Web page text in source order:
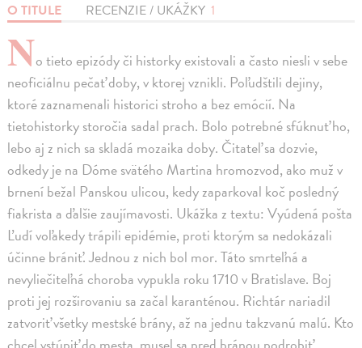
O TITULE RECENZIE / UKÁŽKY 1
No tieto epizódy či historky existovali a často niesli v sebe
neoficiálnu pečať doby, v ktorej vznikli. Poľudštili dejiny,
ktoré zaznamenali historici stroho a bez emócií. Na
tietohistorky storočia sadal prach. Bolo potrebné sfúknuť ho,
lebo aj z nich sa skladá mozaika doby. Čitateľ sa dozvie,
odkedy je na Dóme svätého Martina hromozvod, ako muž v
brnení bežal Panskou ulicou, kedy zaparkoval koč posledný
fiakrista a ďalšie zaujímavosti. Ukážka z textu: Vyúdená pošta
Ľudí voľakedy trápili epidémie, proti ktorým sa nedokázali
účinne brániť. Jednou z nich bol mor. Táto smrteľná a
nevyliečiteľná choroba vypukla roku 1710 v Bratislave. Boj
proti jej rozširovaniu sa začal karanténou. Richtár nariadil
zatvoriť všetky mestské brány, až na jednu takzvanú malú. Kto